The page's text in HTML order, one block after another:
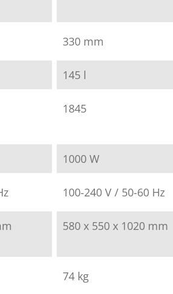
330 mm
145 l
1845
1000 W
100-240 V / 50-60 Hz
580 x 550 x 1020 mm
74 kg